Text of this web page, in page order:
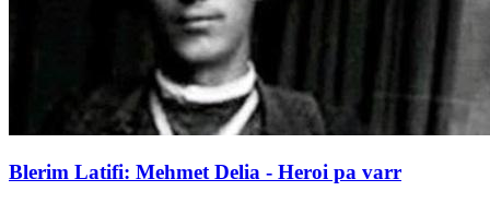
Blerim Latifi: Mehmet Delia - Heroi pa varr